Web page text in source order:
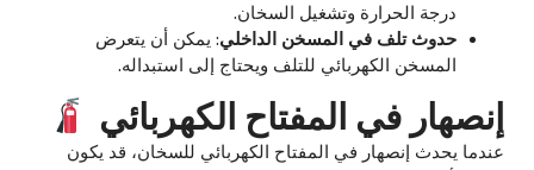
درجة الحرارة وتشغيل السخان.
حدوث تلف في المسخن الداخلي: يمكن أن يتعرض
المسخن الكهربائي للتلف ويحتاج إلى استبداله.
إنصهار في المفتاح الكهربائي
عندما يحدث إنصهار في المفتاح الكهربائي للسخان، قد يكون